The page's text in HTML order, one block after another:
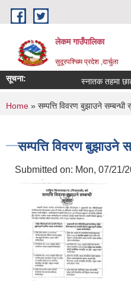
Skip to main content
लेकम गाउँपालिका
सुदूरपश्चिम प्रदेश ,दार्चुला
सूचना: स्नातक तहमा
You are here
Home » सम्पत्ति विवरण बुझाउने सम्बन्धी
सम्पत्ति विवरण बुझाउने
Submitted on: Mon, 07/21/